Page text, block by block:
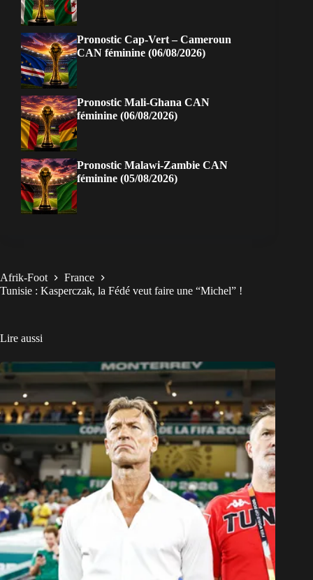
Pronostic Cap-Vert – Cameroun
CAN féminine (06/08/2026)
Pronostic Mali-Ghana CAN
féminine (06/08/2026)
Pronostic Malawi-Zambie CAN
féminine (05/08/2026)
Afrik-Foot
France
Tunisie : Kasperczak, la Fédé veut faire une “Michel” !
Lire aussi